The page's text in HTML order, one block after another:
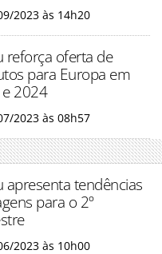
2023 às 14h20
reforça oferta de
para Europa em
2024
2023 às 08h57
apresenta tendências
para o 2º
2023 às 10h00